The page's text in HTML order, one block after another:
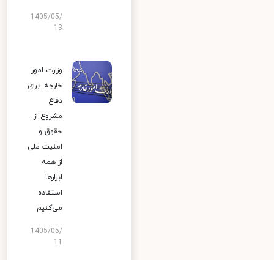
1405/05/
13
وزارت امور
خارجه: برای
دفاع
مشروع از
حقوق و
امنیت ملی
از همه
ابزارها
استفاده
می‌کنیم
1405/05/